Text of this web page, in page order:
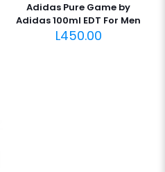
Adidas Pure Game by
Adidas 100ml EDT For Men
L450.00